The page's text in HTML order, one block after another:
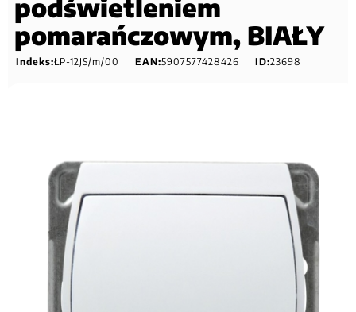
podświetleniem
pomarańczowym, BIAŁY
Indeks:ŁP-12JS/m/00 EAN:5907577428426 ID:23698